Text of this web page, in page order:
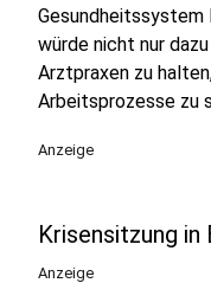
Gesundheitssystem
würde nicht nur
Arztpraxen zu
Arbeitsprozesse zu
Anzeige
Krisensitzung in
Anzeige